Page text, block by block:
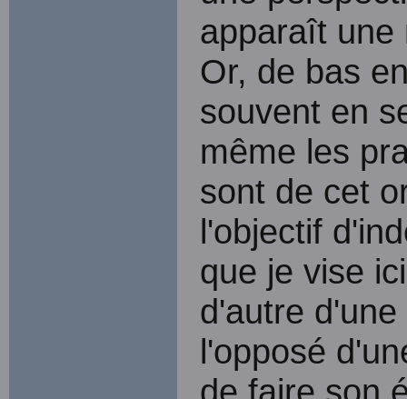
apparaît une
Or, de bas
souvent en
même les
sont de cet
l'objectif
que je vise
d'autre
l'opposé